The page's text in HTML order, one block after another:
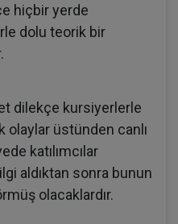
hiçbir yerde
dolu teorik bir
dilekçe kursiyerlerle
üstünden canlı
katılımcılar
aldıktan sonra bunun
olacaklardır.